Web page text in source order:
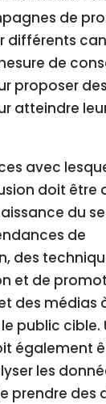
de
différents
de
proposer
atteindre
avec
doit être
du
de
des
et de
des médias
public cible.
également
les
prendre des